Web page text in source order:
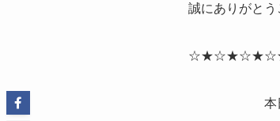
誠にありがとう
本日の